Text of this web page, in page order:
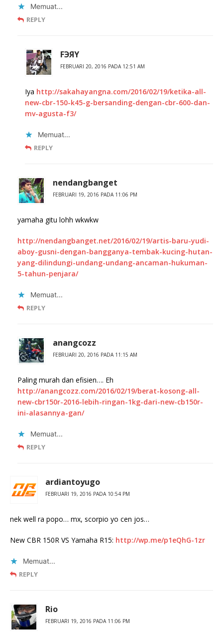
Memuat...
REPLY
FЭЯY
FEBRUARI 20, 2016 PADA 12:51 AM
Iya http://sakahayangna.com/2016/02/19/ketika-all-
new-cbr-150-k45-g-bersanding-dengan-cbr-600-dan-
mv-agusta-f3/
Memuat...
REPLY
nendangbanget
FEBRUARI 19, 2016 PADA 11:06 PM
yamaha gitu lohh wkwkw
http://nendangbanget.net/2016/02/19/artis-baru-yudi-
aboy-gusni-dengan-bangganya-tembak-kucing-hutan-
yang-dilindungi-undang-undang-ancaman-hukuman-
5-tahun-penjara/
Memuat...
REPLY
anangcozz
FEBRUARI 20, 2016 PADA 11:15 AM
Paling murah dan efisien…. Eh
http://anangcozz.com/2016/02/19/berat-kosong-all-
new-cbr150r-2016-lebih-ringan-1kg-dari-new-cb150r-
ini-alasannya-gan/
Memuat...
REPLY
ardiantoyugo
FEBRUARI 19, 2016 PADA 10:54 PM
nek well ra popo… mx, scorpio yo cen jos…
New CBR 150R VS Yamaha R15: http://wp.me/p1eQhG-1zr
Memuat...
REPLY
Rio
FEBRUARI 19, 2016 PADA 11:06 PM